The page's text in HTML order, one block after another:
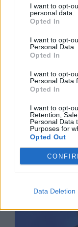
I want to opt-
personal data.
Opted In
I want to opt-
Personal Data.
Opted In
I want to opt-
Personal Data
Opted In
I want to opt-
Retention,
Personal Data
Purposes for
Opted Out
Data Deletion
Защо по
сме гладни?
02.04.2021 / 15:27